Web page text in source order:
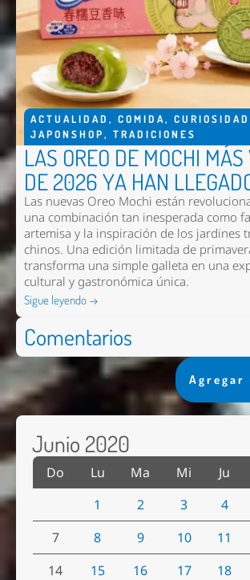
ACTUALIDAD , COMIDA,
JAPONSHOP, TRADICIONES
LAS OREO DE MOCHI
DE 2026 YA HAN
Las nuevas Oreo Mochi están
una combinación tan inesperada como
artemisa y la inspiración de los jardines
chinos. Una edición limitada de
transforma una simple galleta en una
cultural y gastronómica única.
Sigue leyendo →
Comentarios
Agregar
Junio 2020
Do Lu Ma Mi Ju
1
2 3 4
7
8 9 10 11
14
15 16 17 18